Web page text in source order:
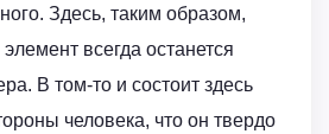
Здесь, таким образом,
всегда останется
В том-то и состоит здесь
человека, что он твердо